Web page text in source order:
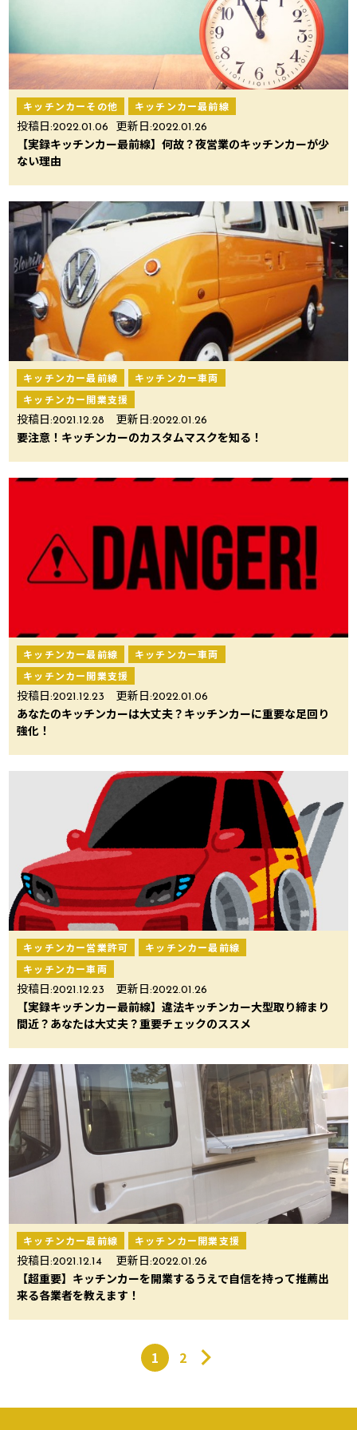
キッチンカーその他 キッチンカー最前線
投稿日:2022.01.06 更新日:2022.01.26
【実録キッチンカー最前線】何故？夜営業のキッチンカーが少
ない理由
キッチンカー最前線
キッチンカー車両
キッチンカー開業支援
投稿日:2021.12.28 更新日:2022.01.26
要注意！キッチンカーのカスタムマスクを知る！
キッチンカー最前線
キッチンカー車両
キッチンカー開業支援
投稿日:2021.12.23 更新日:2022.01.06
あなたのキッチンカーは大丈夫？キッチンカーに重要な足回り
強化！
キッチンカー営業許可
キッチンカー最前線
キッチンカー車両
投稿日:2021.12.23 更新日:2022.01.26
【実録キッチンカー最前線】違法キッチンカー大型取り締まり
間近？あなたは大丈夫？重要チェックのススメ
キッチンカー最前線 キッチンカー開業支援
投稿日:2021.12.14 更新日:2022.01.26
【超重要】キッチンカーを開業するうえで自信を持って推薦出
来る各業者を教えます！
1 2